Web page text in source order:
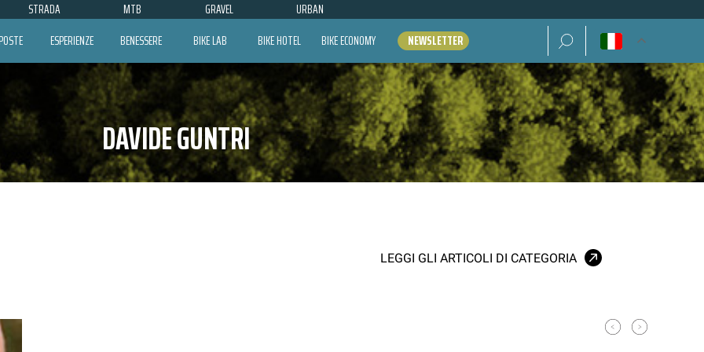
STRADA MTB GRAVEL URBAN
ESPERIENZE BENESSERE BIKE LAB BIKE HOTEL BIKE ECONOMY NEWSLETTER Ricerca per:
DAVIDE GUNTRI
LEGGI GLI ARTICOLI DI CATEGORIA